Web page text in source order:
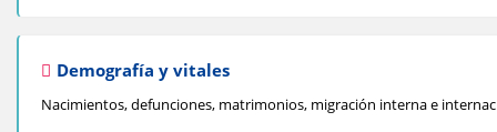
Demografía y vitales
Nacimientos, defunciones, matrimonios, migración interna e